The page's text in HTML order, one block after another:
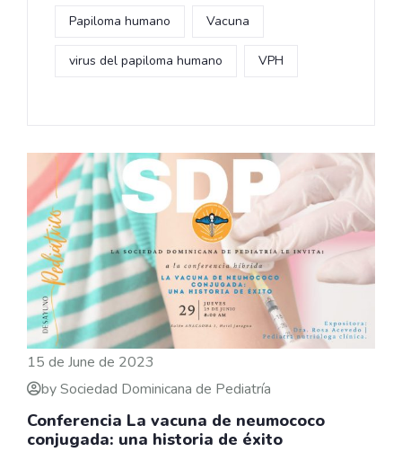
Papiloma humano Vacuna
virus del papiloma humano VPH
15 de June de 2023
by Sociedad Dominicana de Pediatría
Conferencia La vacuna de neumococo
conjugada: una historia de éxito